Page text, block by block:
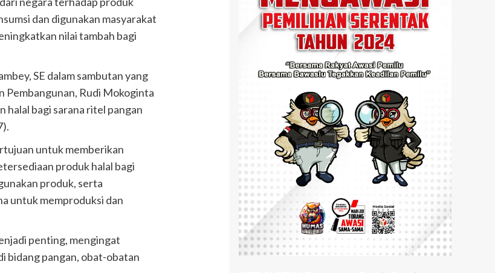
dan digunakan masyarakat
nilai tambah bagi
SE dalam sambutan yang
Pembangunan, Rudi Mokoginta
halal bagi sarana ritel pangan
untuk memberikan
produk halal bagi
produk, serta
untuk memproduksi dan
penting, mengingat
bidang pangan, obat-obatan